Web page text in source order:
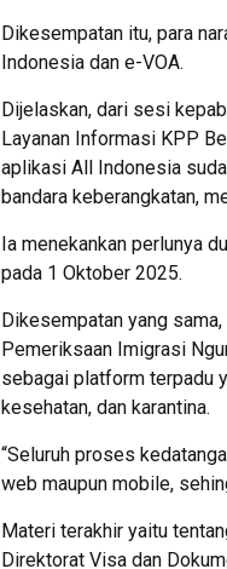
Dikesempatan itu, para
Indonesia dan e-VOA.
Dijelaskan, dari sesi
Layanan Informasi KPP
aplikasi All Indonesia
bandara keberangkatan,
Ia menekankan perlunya
pada 1 Oktober 2025.
Dikesempatan yang
Pemeriksaan Imigrasi
sebagai platform terpadu
kesehatan, dan karantina.
“Seluruh proses
web maupun mobile,
Materi terakhir yaitu
Direktorat Visa dan